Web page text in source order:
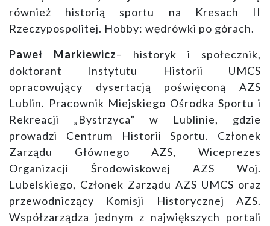
również historią sportu na Kresach II
Rzeczypospolitej. Hobby: wędrówki po górach.
Paweł Markiewicz– historyk i społecznik,
doktorant Instytutu Historii UMCS
opracowujący dysertacją poświęconą AZS
Lublin. Pracownik Miejskiego Ośrodka Sportu i
Rekreacji „Bystrzyca” w Lublinie, gdzie
prowadzi Centrum Historii Sportu. Członek
Zarządu Głównego AZS, Wiceprezes
Organizacji Środowiskowej AZS Woj.
Lubelskiego, Członek Zarządu AZS UMCS oraz
przewodniczący Komisji Historycznej AZS.
Współzarządza jednym z największych portali